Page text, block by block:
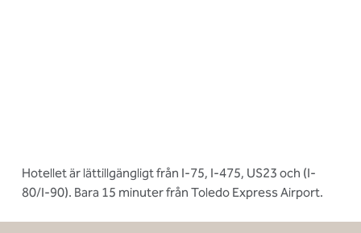
Hotellet är lättillgängligt från I-75, I-475, US23 och (I-
80/I-90). Bara 15 minuter från Toledo Express Airport.